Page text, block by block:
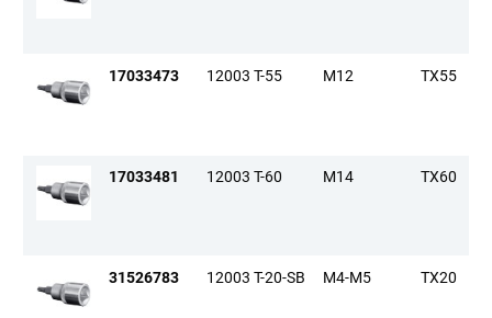
17033473 12003 T-55 M12 TX55
17033481 12003 T-60 M14 TX60
31526783 12003 T-20-SB M4-M5 TX20